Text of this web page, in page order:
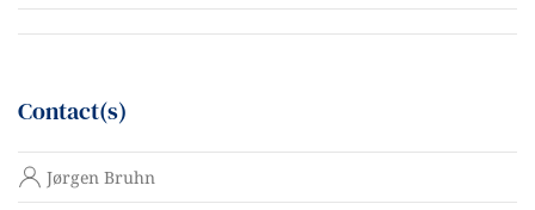
Contact(s)
N
o
Jørgen Bruhn